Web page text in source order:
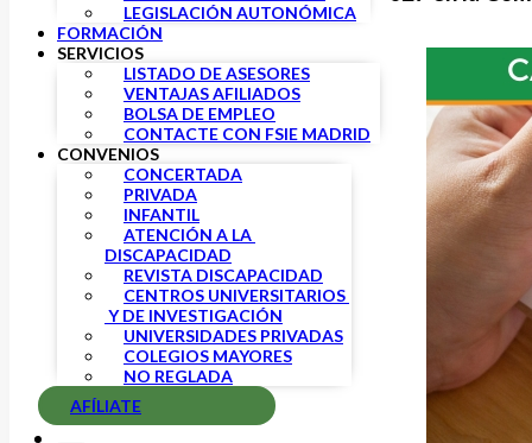
LEGISLACIÓN AUTONÓMICA
FORMACIÓN
SERVICIOS
LISTADO DE ASESORES
VENTAJAS AFILIADOS
BOLSA DE EMPLEO
CONTACTE CON FSIE MADRID
CONVENIOS
CONCERTADA
PRIVADA
INFANTIL
ATENCIÓN A LA
DISCAPACIDAD
REVISTA DISCAPACIDAD
CENTROS UNIVERSITARIOS
Y DE INVESTIGACIÓN
UNIVERSIDADES PRIVADAS
COLEGIOS MAYORES
NO REGLADA
AFÍLIATE